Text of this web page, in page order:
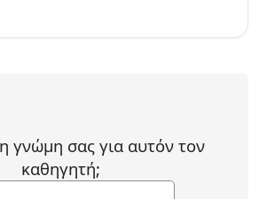
η γνώμη σας για αυτόν τον
καθηγητή;